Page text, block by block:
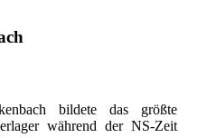
bildete das größte
während der NS-Zeit